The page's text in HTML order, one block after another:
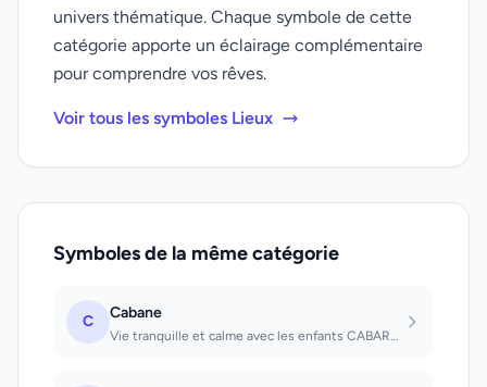
univers thématique. Chaque symbole de cette
catégorie apporte un éclairage complémentaire
pour comprendre vos rêves.
Voir tous les symboles Lieux
Symboles de la même catégorie
C Cabane
Vie tranquille et calme avec les enfants CABARET;Amusement, joie lors d'une invi...